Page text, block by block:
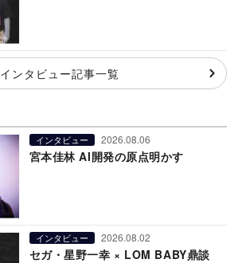
インタビュー記事一覧
インタビュー 2026.08.06
宮本佳林 AI開発の原点明かす
インタビュー 2026.08.02
セガ・星野一幸 × LOM BABY鼎談